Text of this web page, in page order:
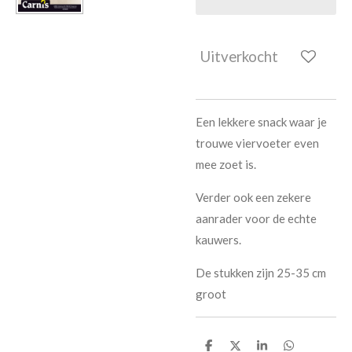
Uitverkocht
Een lekkere snack waar je
trouwe viervoeter even
mee zoet is.
Verder ook een zekere
aanrader voor de echte
kauwers.
De stukken zijn 25-35 cm
groot
D D S D